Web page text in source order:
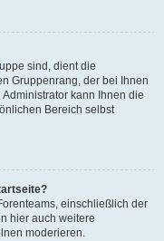
sind, dient die
Gruppenrang, der bei Ihnen
kann Ihnen die
Bereich selbst
einschließlich der
hier auch weitere
moderieren.